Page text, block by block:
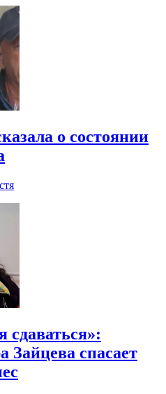
о состоянии
сдаваться»:
Зайцева спасает